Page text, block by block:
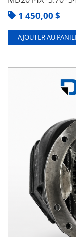
1 450,00 $
AJOUTER AU